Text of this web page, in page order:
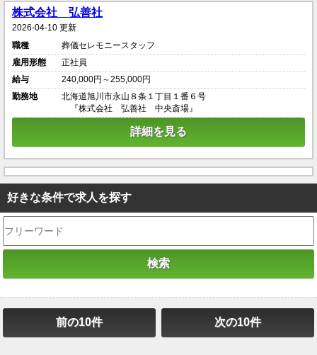
株式会社 弘善社
2026-04-10 更新
職種
葬儀セレモニースタッフ
雇用形態
正社員
給与
240,000円～255,000円
勤務地
北海道旭川市永山８条１丁目１番６号
『株式会社 弘善社 中央斎場』
詳細を見る
好きな条件で求人を探す
前の10件 次の10件